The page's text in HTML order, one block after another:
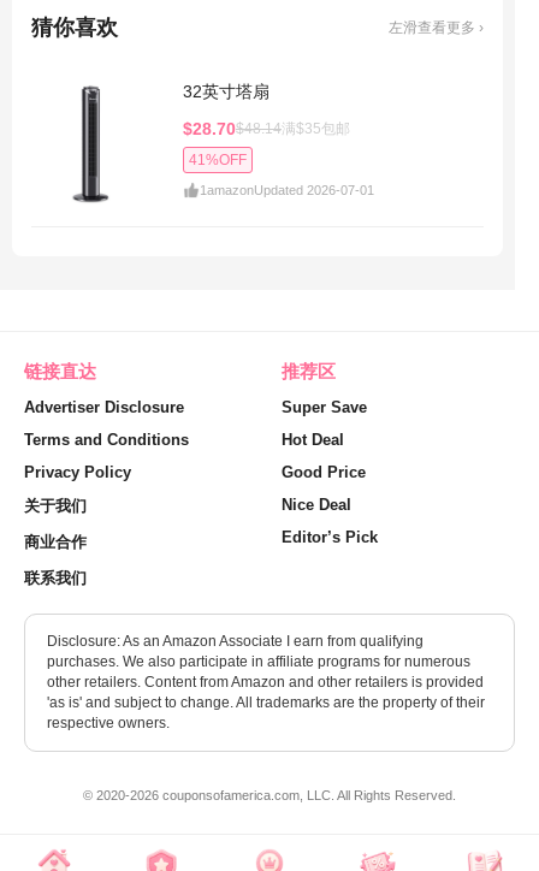
猜你喜欢 左滑查看更多 ›
32英寸塔扇
$28.70$48.14满$35包邮
41%OFF
1amazonUpdated 2026-07-01
链接直达
Advertiser Disclosure
Terms and Conditions
Privacy Policy
关于我们
商业合作
联系我们
推荐区
Super Save
Hot Deal
Good Price
Nice Deal
Editor’s Pick
Disclosure: As an Amazon Associate I earn from qualifying
purchases. We also participate in affiliate programs for numerous
other retailers. Content from Amazon and other retailers is provided
'as is' and subject to change. All trademarks are the property of their
respective owners.
© 2020-2026 couponsofamerica.com, LLC. All Rights Reserved.